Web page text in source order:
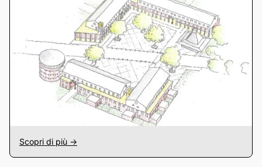
Scopri di più ->